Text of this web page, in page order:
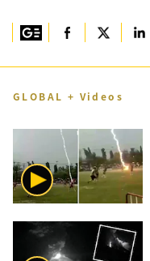
GLOBAL + Videos